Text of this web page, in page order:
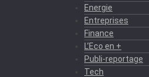
Energie
Entreprises
Finance
L’Eco en +
Publi-reportage
Tech